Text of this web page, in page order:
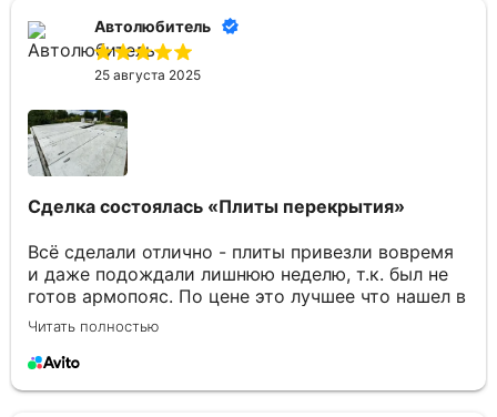
Автолюбитель
25 августа 2025
Сделка состоялась «Плиты перекрытия»
Всё сделали отлично - плиты привезли вовремя
и даже подождали лишнюю неделю, т.к. был не
готов армопояс. По цене это лучшее что нашел в
Брянске. Отдельное спасибо Юлии за
доставки.
Читать полностью